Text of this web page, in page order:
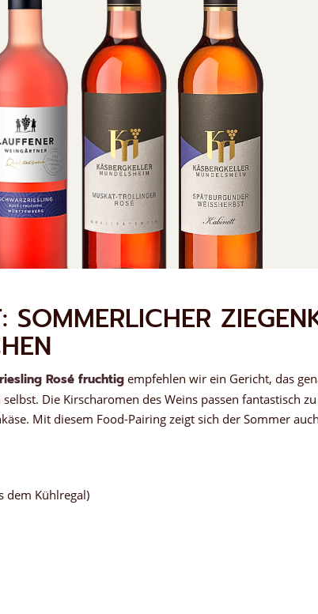
SOMMERLICHER
Rosé fruchtig empfehlen wir ein Gericht, das
Die Kirscharomen des Weins passen fantastisch
Mit diesem Food-Pairing zeigt sich der Sommer
dem Kühlregal)